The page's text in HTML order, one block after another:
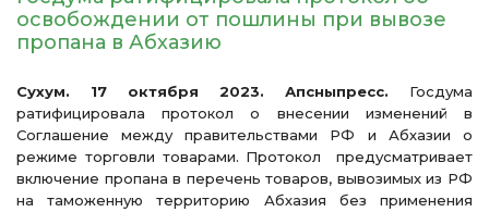
освобождении от пошлины при вывозе
пропана в Абхазию
Сухум. 17 октября 2023. Апсныпресс. Госдума
ратифицировала протокол о внесении изменений в
Соглашение между правительствами РФ и Абхазии о
режиме торговли товарами. Протокол предусматривает
включение пропана в перечень товаров, вывозимых из РФ
на таможенную территорию Абхазия без применения